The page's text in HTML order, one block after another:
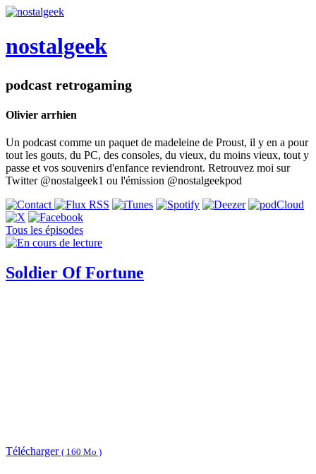
nostalgeek
podcast retrogaming
Olivier arrhien
Un podcast comme un paquet de madeleine de Proust, il y en a pour
tout les gouts, du PC, des consoles, du vieux, du moins vieux, tout y
passe et vos souvenirs d'enfance reviendront. Retrouvez moi sur
Twitter @nostalgeek1 ou l'émission @nostalgeekpod
Tous les épisodes
Soldier Of Fortune
Télécharger ( 160 Mo )